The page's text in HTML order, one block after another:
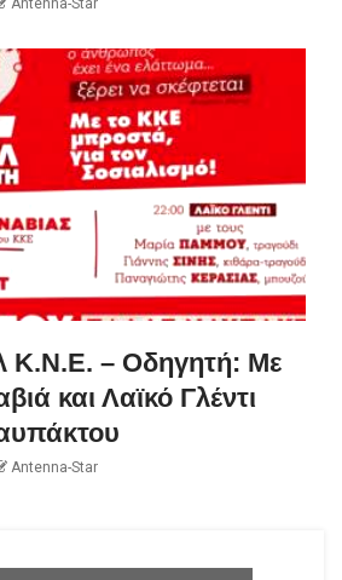
Antenna-Star
Κ.Ν.Ε. – Οδηγητή: Με
και Λαϊκό Γλέντι
Antenna-Star